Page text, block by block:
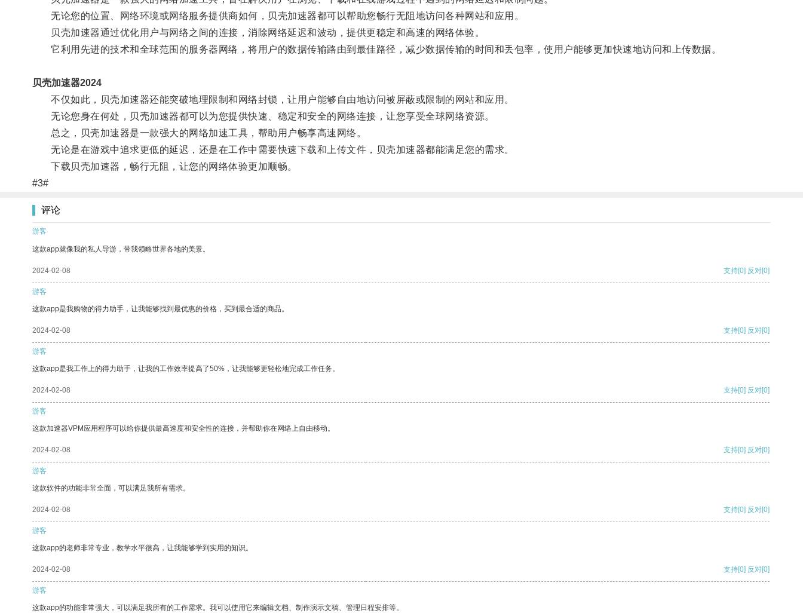
无论您的位置、网络环境或网络服务提供商如何，贝壳加速器都可以帮助您畅行无阻地访问各种网站和应用。
贝壳加速器通过优化用户与网络之间的连接，消除网络延迟和波动，提供更稳定和高速的网络体验。
它利用先进的技术和全球范围的服务器网络，将用户的数据传输路由到最佳路径，减少数据传输的时间和丢包率，使用户能够更加快速地访问和上传数据。
贝壳加速器2024
不仅如此，贝壳加速器还能突破地理限制和网络封锁，让用户能够自由地访问被屏蔽或限制的网站和应用。
无论您身在何处，贝壳加速器都可以为您提供快速、稳定和安全的网络连接，让您享受全球网络资源。
总之，贝壳加速器是一款强大的网络加速工具，帮助用户畅享高速网络。
无论是在游戏中追求更低的延迟，还是在工作中需要快速下载和上传文件，贝壳加速器都能满足您的需求。
下载贝壳加速器，畅行无阻，让您的网络体验更加顺畅。
#3#
评论
游客
这款app就像我的私人导游，带我领略世界各地的美景。
2024-02-08 支持[0] 反对[0]
游客
这款app是我购物的得力助手，让我能够找到最优惠的价格，买到最合适的商品。
2024-02-08 支持[0] 反对[0]
游客
这款app是我工作上的得力助手，让我的工作效率提高了50%，让我能够更轻松地完成工作任务。
2024-02-08 支持[0] 反对[0]
游客
这款加速器VPM应用程序可以给你提供最高速度和安全性的连接，并帮助你在网络上自由移动。
2024-02-08 支持[0] 反对[0]
游客
这款软件的功能非常全面，可以满足我所有需求。
2024-02-08 支持[0] 反对[0]
游客
这款app的老师非常专业，教学水平很高，让我能够学到实用的知识。
2024-02-08 支持[0] 反对[0]
游客
这款app的功能非常强大，可以满足我所有的工作需求。我可以使用它来编辑文档、制作演示文稿、管理日程安排等。